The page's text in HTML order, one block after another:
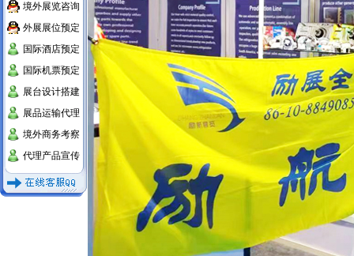
境外展览咨询
外展展位预定
国际酒店预定
国际机票预定
展台设计搭建
展品运输代理
境外商务考察
代理产品宣传